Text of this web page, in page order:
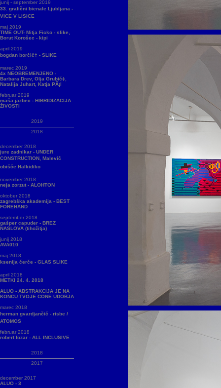
junij - september 2019
33. grafični bienale Ljubljana -
VICE V LISICE
maj 2019
TIME OUT- Mitja Ficko - slike,
Borut Korošec - kipi
april 2019
bogdan borčič‡ - SLIKE
marec 2019
4x NEOBREMENJENO -
Barbara Drev, Olja Grubič‡,
Natalija Juhart, Katja PÃ¡l
februar 2019
maša jazbec - HIBRIDIZACIJA
ŽIVOSTI
2019
2018
december 2018
jure zadnikar - UNDER
CONSTRUCTION, Malevič
obišče Halkidiko
november 2018
neja zorzut - ALOHTON
oktober 2018
zagrebška akademija - BEST
FOREHAND
september 2018
gašper capuder - BREZ
NASLOVA (tihožitja)
junij 2018
AVA010
maj 2018
ksenija čerče - GLAS SLIKE
april 2018
METKI 24. 4. 2018
ALUO - ABSTRAKCIJA JE NA
KONCU TVOJE CONE UDOBJA
marec 2018
herman gvardjančič - risbe /
ATOMOS
februar 2018
robert lozar - ALL INCLUSIVE
2018
2017
december 2017
ALUO - 3